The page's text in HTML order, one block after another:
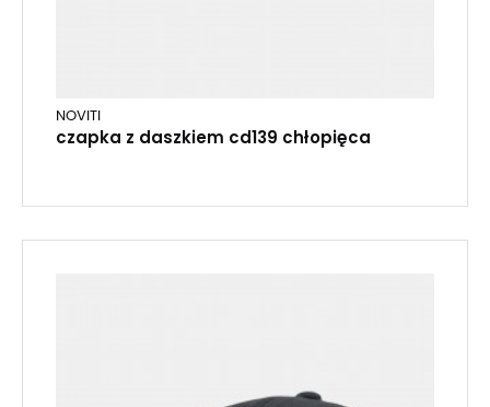
NOVITI
czapka z daszkiem cd139 chłopięca